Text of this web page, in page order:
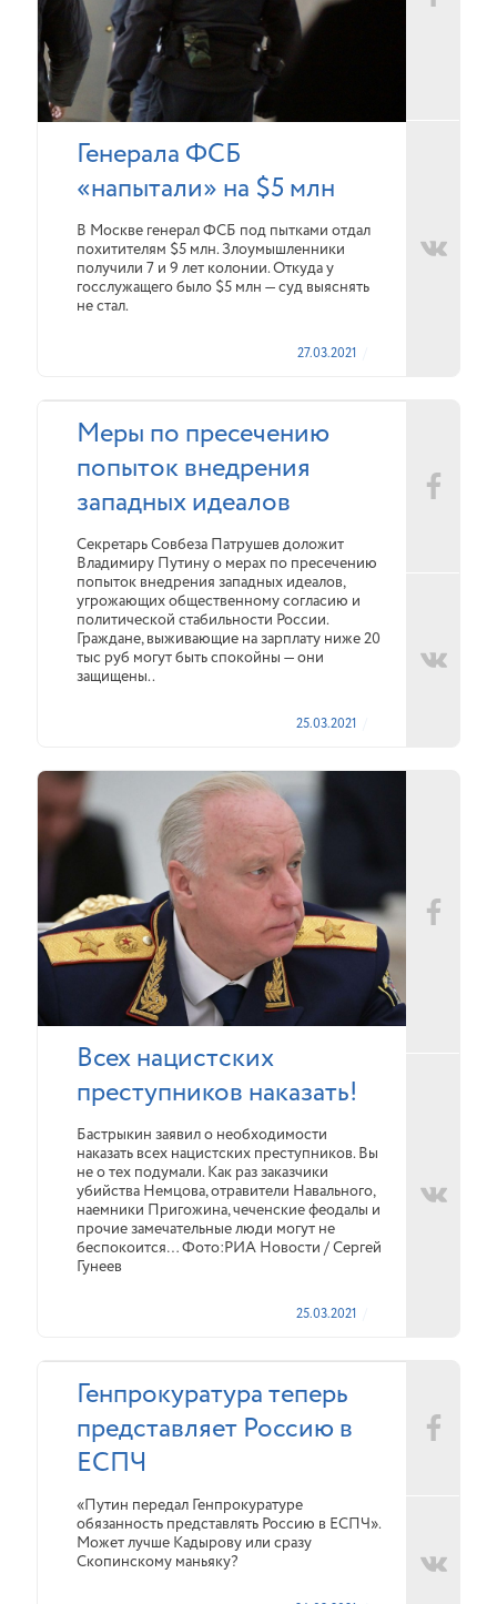
Генерала ФСБ
«напытали» на $5 млн
В Москве генерал ФСБ под пытками отдал
похитителям $5 млн. Злоумышленники
получили 7 и 9 лет колонии. Откуда у
госслужащего было $5 млн — суд выяснять
не стал.
27.03.2021
Меры по пресечению
попыток внедрения
западных идеалов
Секретарь Совбеза Патрушев доложит
Владимиру Путину о мерах по пресечению
попыток внедрения западных идеалов,
угрожающих общественному согласию и
политической стабильности России.
Граждане, выживающие на зарплату ниже 20
тыс руб могут быть спокойны — они
защищены..
25.03.2021
Всех нацистских
преступников наказать!
Бастрыкин заявил о необходимости
наказать всех нацистских преступников. Вы
не о тех подумали. Как раз заказчики
убийства Немцова, отравители Навального,
наемники Пригожина, чеченские феодалы и
прочие замечательные люди могут не
беспокоится… Фото:РИА Новости / Сергей
Гунеев
25.03.2021
Генпрокуратура теперь
представляет Россию в
ЕСПЧ
«Путин передал Генпрокуратуре
обязанность представлять Россию в ЕСПЧ».
Может лучше Кадырову или сразу
Скопинскому маньяку?